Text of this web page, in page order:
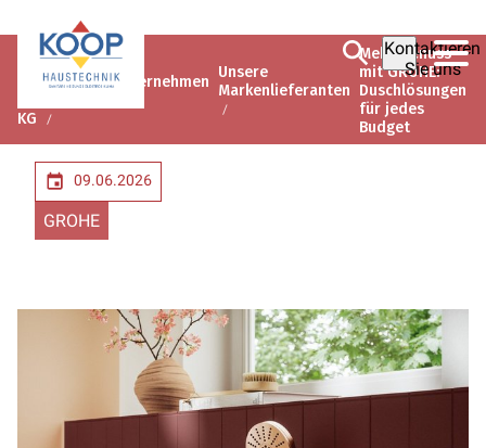
Kontaktieren
Sie uns
Koop
Haustechnik
KG
Unternehmen Unsere
Markenlieferanten
Mehr Genuss
mit GROHE:
Duschlösungen
für jedes
Budget
09.06.2026
GROHE